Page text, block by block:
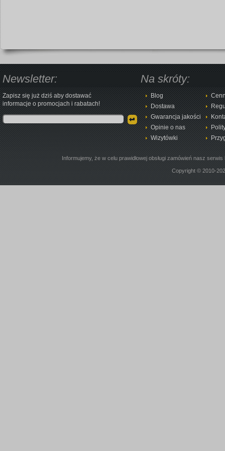
Newsletter:
Zapisz się już dziś aby dostawać
informacje o promocjach i rabatach!
Na skróty:
Blog
Dostawa
Gwarancja jakości
Opinie o nas
Wizytówki
Informujemy, że w celu prawidłowej obsługi zamówień nasz
Copyright © 2010-